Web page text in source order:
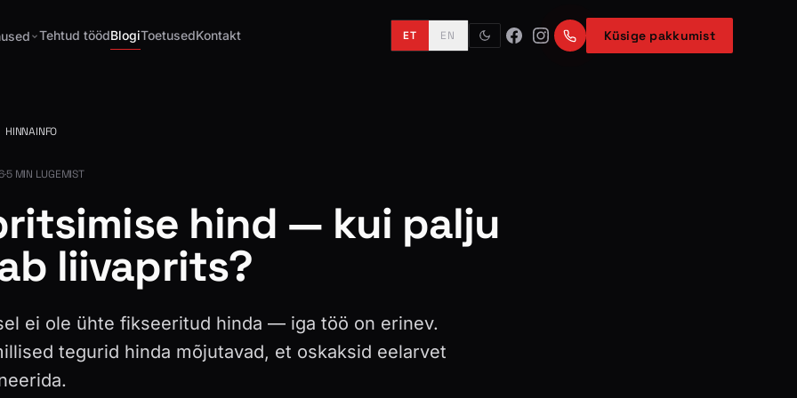
Tehtud töödBlogiToetusedKontakt ET EN Küsige pakkumist
HINNAINFO
·5 MIN LUGEMIST
hind — kui palju
liivaprits?
ei ole ühte fikseeritud hinda — iga töö on erinev.
tegurid hinda mõjutavad, et oskaksid eelarvet